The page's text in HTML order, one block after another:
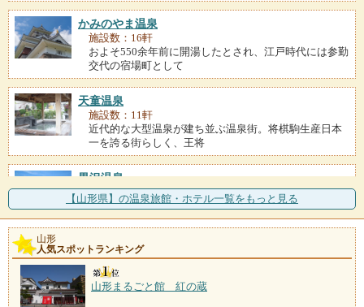
かみのやま温泉
施設数：16軒
およそ550余年前に開湯したとされ、江戸時代には参勤
交代の宿場町として
天童温泉
施設数：11軒
近代的な大型温泉が建ち並ぶ温泉街。将棋駒生産日本
一を誇る街らしく、王将
黒沢温泉
施設数：2軒
黒沢温泉は、昭和45年開湯田園の中の静かな温泉で蔵
王と上山の間に位置し
中桜田温泉
施設数：1軒
【山形県】の温泉旅館・ホテル一覧をもっと見る
山形
人気スポットランキング
山形まるごと館 紅の蔵